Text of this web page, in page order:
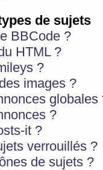
de sujets
BBCode ?
HTML ?
?
images ?
globales
?
it ?
verrouillés ?
de sujets ?